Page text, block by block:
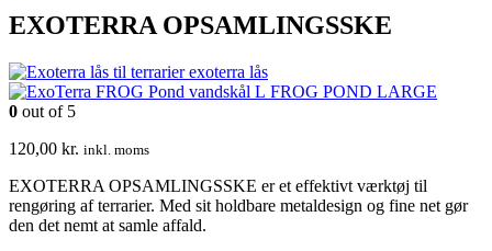
EXOTERRA OPSAMLINGSSKE
exoterra lås
FROG POND LARGE
0 out of 5
120,00 kr. inkl. moms
EXOTERRA OPSAMLINGSSKE er et effektivt værktøj til
rengøring af terrarier. Med sit holdbare metaldesign og fine net gør
den det nemt at samle affald.